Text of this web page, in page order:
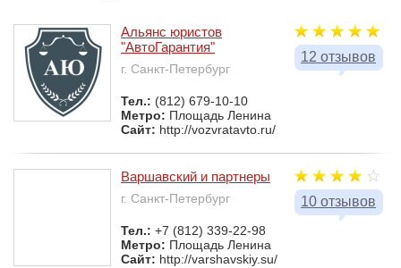
12 отзывов
Альянс юристов
"АвтоГарантия"
г. Санкт-Петербург
Тел.: (812) 679-10-10
Метро: Площадь Ленина
Сайт: http://vozvratavto.ru/
10 отзывов
Варшавский и партнеры
г. Санкт-Петербург
Тел.: +7 (812) 339-22-98
Метро: Площадь Ленина
Сайт: http://varshavskiy.su/